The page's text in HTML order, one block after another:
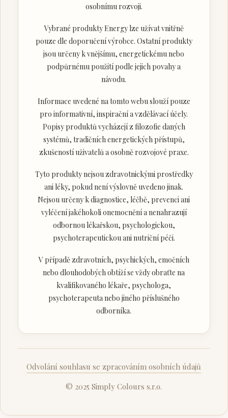
osobnímu rozvoji.
Vybrané produkty Energy lze užívat vnitřně
pouze dle doporučení výrobce. Ostatní produkty
jsou určeny k vnějšímu, energetickému nebo
podpůrnému použití podle jejich povahy a
návodu.
Informace uvedené na tomto webu slouží pouze
pro informativní, inspirační a vzdělávací účely.
Popisy produktů vycházejí z filozofie daných
systémů, tradičních energetických přístupů,
zkušeností uživatelů a osobně rozvojové praxe.
Tyto produkty nejsou zdravotnickými prostředky
ani léky, pokud není výslovně uvedeno jinak.
Nejsou určeny k diagnostice, léčbě, prevenci ani
vyléčení jakéhokoli onemocnění a nenahrazují
odbornou lékařskou, psychologickou,
psychoterapeutickou ani nutriční péči.
V případě zdravotních, psychických, emočních
nebo dlouhodobých obtíží se vždy obraťte na
kvalifikovaného lékaře, psychologa,
psychoterapeuta nebo jiného příslušného
odborníka.
Odvolání souhlasu se zpracováním osobních údajů
© 2025 Simply Colours s.r.o.